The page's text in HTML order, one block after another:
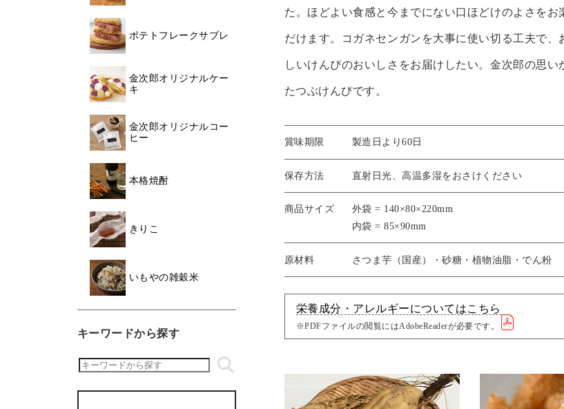
ポテトフレークサブレ
金次郎オリジナルケー
キ
金次郎オリジナルコー
ヒー
本格焼酎
きりこ
いもやの雑穀米
キーワードから探す
た。ほどよい食感と今までにない口ほどけのよさをお
だけます。コガネセンガンを大事に使い切る工夫で、
しいけんぴのおいしさをお届けしたい。金次郎の思い
たつぶけんぴです。
賞味期限 製造日より60日
保存方法 直射日光、高温多湿をおさけください
商品サイズ
外袋 = 140×80×220mm
内袋 = 85×90mm
原材料 さつま芋（国産）・砂糖・植物油脂・でん粉
栄養成分・アレルギーについてはこちら
※PDFファイルの閲覧にはAdobeReaderが必要です。